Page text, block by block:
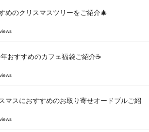
めのクリスマスツリーをご紹介🎄
おすすめのカフェ福袋ご紹介☕
マスにおすすめのお取り寄せオードブルご紹